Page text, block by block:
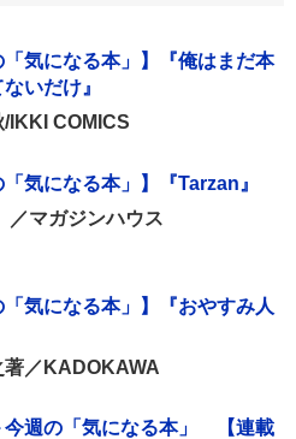
「気になる本」】『俺はまだ本
いだけ』
IKKI COMICS
「気になる本」】『Tarzan』
マガジンハウス
「気になる本」】『おやすみ人
著／KADOKAWA
今週の「気になる本」 【連載